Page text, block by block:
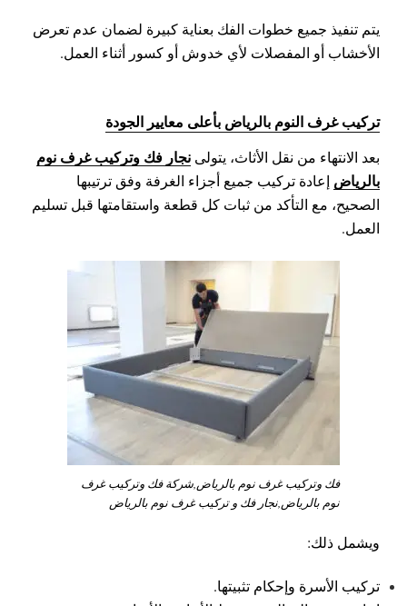
يتم تنفيذ جميع خطوات الفك بعناية كبيرة لضمان عدم تعرض
الأخشاب أو المفصلات لأي خدوش أو كسور أثناء العمل.
تركيب غرف النوم بالرياض بأعلى معايير الجودة
بعد الانتهاء من نقل الأثاث، يتولى نجار فك وتركيب غرف نوم
بالرياض إعادة تركيب جميع أجزاء الغرفة وفق ترتيبها
الصحيح، مع التأكد من ثبات كل قطعة واستقامتها قبل تسليم
العمل.
فك وتركيب غرف نوم بالرياض,شركة فك وتركيب غرف
نوم بالرياض,نجار فك و تركيب غرف نوم بالرياض
ويشمل ذلك:
تركيب الأسرة وإحكام تثبيتها.